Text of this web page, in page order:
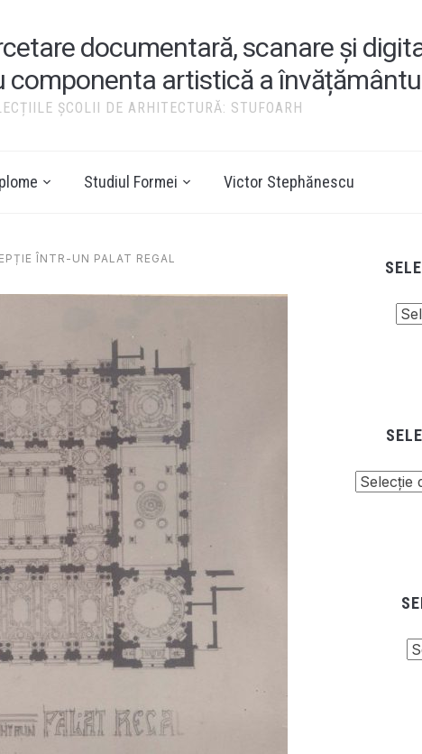
documentară, scanare și
componenta artistică a
ȘCOLII DE ARHITECTURĂ: STUFOARH
Studiul Formei Victor Stephănescu
ÎNTR-UN PALAT REGAL